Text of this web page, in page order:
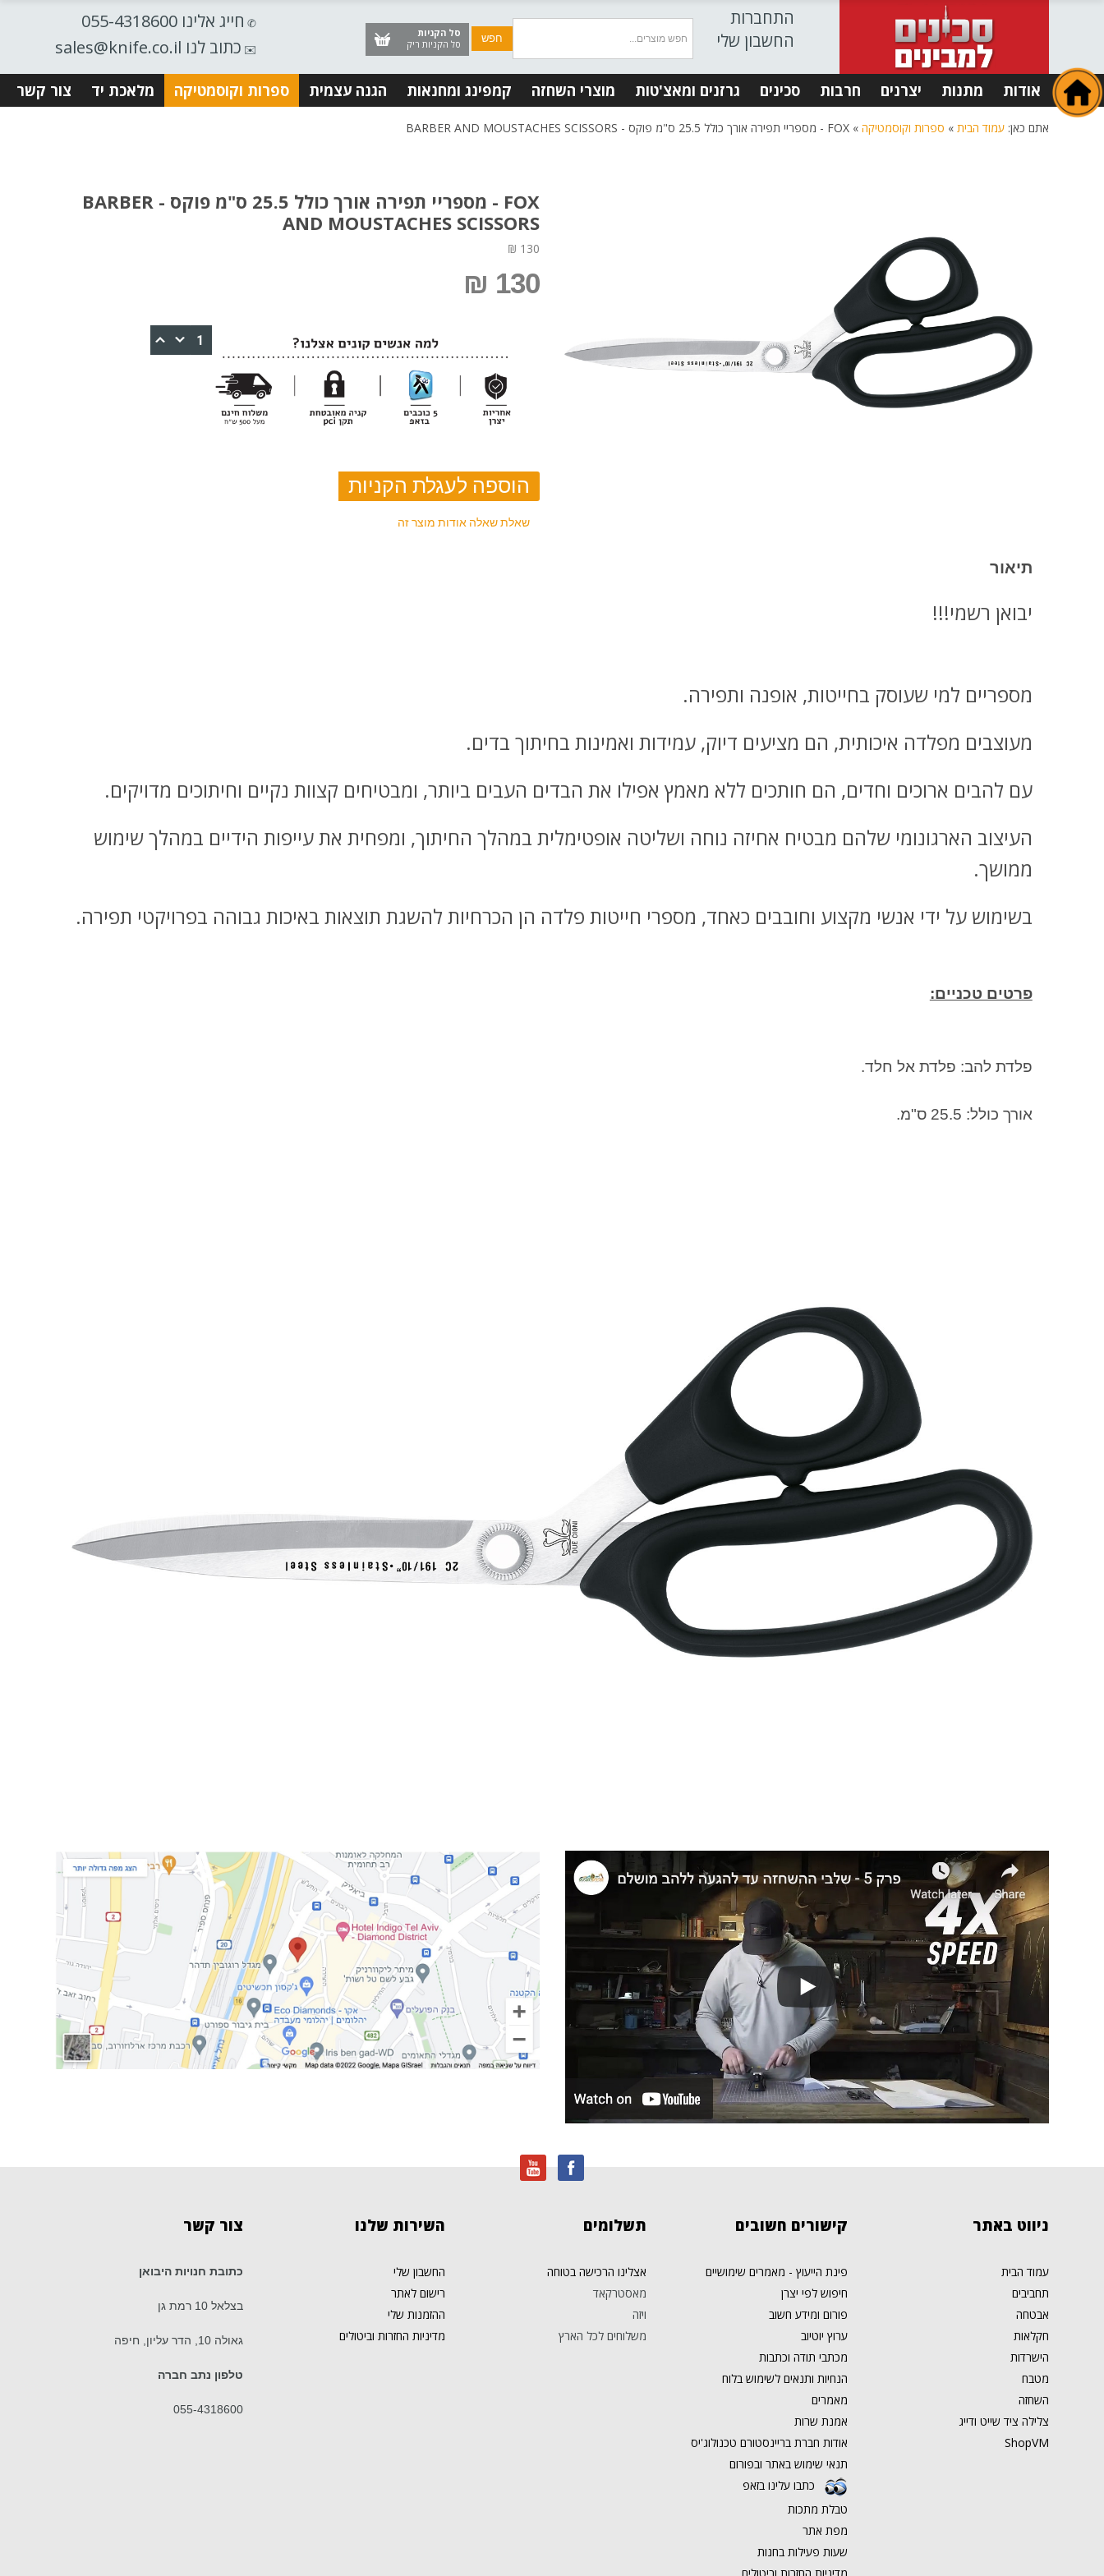
התחברות
החשבון שלי
✆ חייג אלינו 055-4318600
✉️ כתוב לנו sales@knife.co.il
סל הקניות
סל הקניות ריק
אודות מתנות יצרנים חרבות סכינים גרזנים ומאצ'טות מוצרי השחזה קמפינג ומחנאות הגנה עצמית ספרות וקוסמטיקה מלאכת יד צור קשר
אתם כאן:עמוד הבית » ספרות וקוסמטיקה »FOX - מספריי תפירה אורך כולל 25.5 ס"מ פוקס - BARBER AND MOUSTACHES SCISSORS
FOX - מספריי תפירה אורך כולל 25.5 ס"מ פוקס - BARBER
AND MOUSTACHES SCISSORS
130 ₪
130 ₪
שאלת שאלה אודות מוצר זה
תיאור
יבואן רשמי!!!
מספריים למי שעוסק בחייטות, אופנה ותפירה.
מעוצבים מפלדה איכותית, הם מציעים דיוק, עמידות ואמינות בחיתוך בדים.
עם להבים ארוכים וחדים, הם חותכים ללא מאמץ אפילו את הבדים העבים ביותר, ומבטיחים קצוות נקיים וחיתוכים מדויקים.
העיצוב הארגונומי שלהם מבטיח אחיזה נוחה ושליטה אופטימלית במהלך החיתוך, ומפחית את עייפות הידיים במהלך שימוש
ממושך.
בשימוש על ידי אנשי מקצוע וחובבים כאחד, מספרי חייטות פלדה הן הכרחיות להשגת תוצאות באיכות גבוהה בפרויקטי תפירה.
פרטים טכניים:
פלדת להב: פלדת אל חלד.
אורך כולל: 25.5 ס"מ.
ניווט באתר
עמוד הבית
תחביבים
אבטחה
חקלאות
הישרדות
מטבח
השחזה
צלילה ציד שייט ודייג
ShopVM
קישורים חשובים
פינת הייעוץ - מאמרים שימושיים
חיפוש לפי יצרן
פורום ומידע חשוב
ערוץ יוטיוב
מכתבי תודה וכתבות
הנחיות ותנאים לשימוש בלוח
מאמרים
אמנת שרות
אודות חברת בריינסטורם טכנולוג'יס
תנאי שימוש באתר ובפורום
כתבו עלינו בזאפ
טבלת מתכות
מפת אתר
שעות פעילות בחנות
תשלומים
אצלינו הרכישה בטוחה
מאסטרקאד
ויזה
משלוחים לכל הארץ
השירות שלנו
החשבון שלי
רישום לאתר
ההזמנות שלי
מדיניות החזרות וביטולים
צור קשר
כתובת חנויות היבואן
בצלאל 10 רמת גן
גאולה 10, הדר עליון, חיפה
טלפון נתב חברה
055-4318600